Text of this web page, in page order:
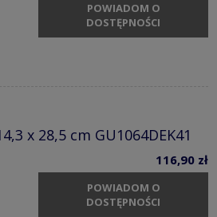
POWIADOM O
DOSTĘPNOŚCI
x 28,5 cm GU1064DEK41
116,90 zł
POWIADOM O
DOSTĘPNOŚCI